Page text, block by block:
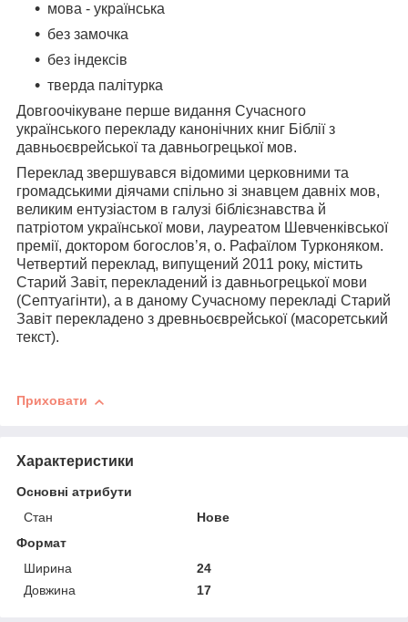
мова - українська
без замочка
без індексів
тверда палітурка
Довгоочікуване перше видання Сучасного
українського перекладу канонічних книг Біблії з
давньоєврейської та давньогрецької мов.
Переклад звершувався відомими церковними та
громадськими діячами спільно зі знавцем давніх мов,
великим ентузіастом в галузі біблієзнавства й
патріотом української мови, лауреатом Шевченківської
премії, доктором богослов’я, о. Рафаїлом Турконяком.
Четвертий переклад, випущений 2011 року, містить
Старий Завіт, перекладений із давньогрецької мови
(Септуагінти), а в даному Сучасному перекладі Старий
Завіт перекладено з древньоєврейської (масоретський
текст).
Приховати
Характеристики
Основні атрибути
Стан
Нове
Формат
Ширина
24
Довжина
17